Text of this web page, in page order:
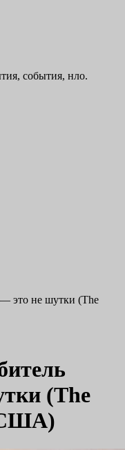
события, нло.
это не шутки (The
(The
США)